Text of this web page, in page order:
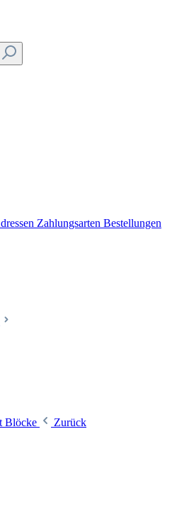
Zahlungsarten Bestellungen
Blöcke
Zurück